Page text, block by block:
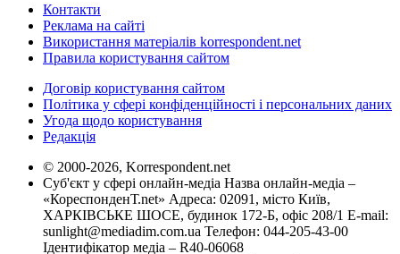
Контакти
Реклама на сайті
Використання матеріалів korrespondent.net
Правила користування сайтом
Договір користування сайтом
Політика у сфері конфіденційності і персональних даних
Угода щодо користування
Редакція
© 2000-2026, Korrespondent.net
Суб'єкт у сфері онлайн-медіа Назва онлайн-медіа –
«КореспонденТ.net» Адреса: 02091, місто Київ,
ХАРКІВСЬКЕ ШОСЕ, будинок 172-Б, офіс 208/1 E-mail:
sunlight@mediadim.com.ua Телефон: 044-205-43-00
Ідентифікатор медіа – R40-06068